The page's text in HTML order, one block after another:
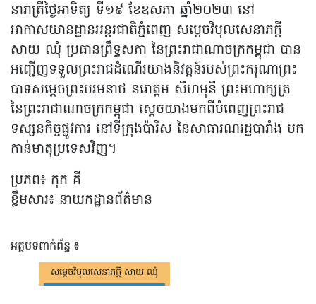
នារាត្រីថ្ងៃអាទិត្យ ទី១៩ ខែឧសភា ឆ្នាំ២០២៣ នៅ
អាកាសយានដ្ឋានអន្តរជាតិភ្នំពេញ សម្តេចវិបុលសេនាភក្តី
សាយ ឈុំ ប្រធានព្រឹទ្ធសភា នៃព្រះរាជាណាចក្រកម្ពុជា បាន
អញ្ជើញទទួលព្រះរាជដំណើរយាងនិវត្តន៍របស់ព្រះករុណាព្រះ
បាទសម្ដេចព្រះបរមនាថ នរោត្ដម សីហមុនី ព្រះមហាក្សត្រ
នៃព្រះរាជាណាចក្រកម្ពុជា ស្តេចយាងមកពីបំពេញព្រះរាជ
ទស្សនកិច្ចផ្លូវការ នៅទីក្រុងប៉ារីស នៃសាធារណរដ្ឋបារាំង មក
កាន់មាតុប្រទេសវិញ។
ប្រភព៖ កុក គី
ខ្លឹមសារ៖ នាយកដ្ឋានព័ត៌មាន
អត្ថបទពាក់ព័ន្ធ ៖
សម្តេចវិបុលសេនាភក្តី សាយ ឈុំ